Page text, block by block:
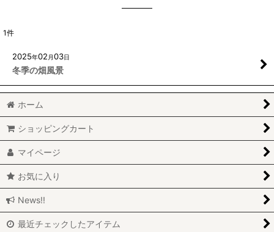
1件
2025年02 月03日
冬季の畑風景
ホーム
ショッピングカート
マイページ
お気に入り
News!!
最近チェックしたアイテム